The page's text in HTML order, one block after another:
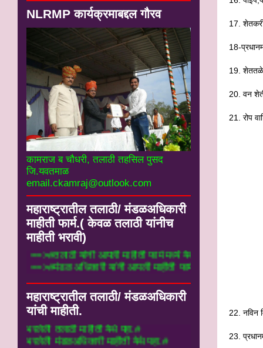
17.
18-
19. शेततळे
20.
21. रोप
22. नविन
23.
NLRMP कार्यक्रमाबद्दल गौरव
कामराज ब चौधरी, तलाठी तहसिल पुसद
जि.यवतमाळ
email.ckamraj@outlook.com
महाराष्ट्रातील तलाठी/ मंडळअधिकारी
माहीती फार्म.( केवळ तलाठी यांनीच
माहीती भरावी)
==>#तलाठी यांनी आपली माहीती फार्म मध्ये येथे
==>#मंडळ अधिकारी यांनी आपली माहीती
महाराष्ट्रातील तलाठी/ मंडळअधिकारी
यांची माहीती.
माहीती येथे पहा.#
माहीती येथे पहा.#